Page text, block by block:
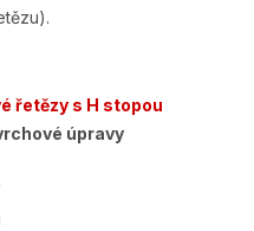
řetězy s H stopou
úpravy